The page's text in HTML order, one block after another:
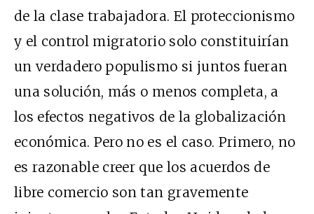
de la clase trabajadora. El proteccionismo
y el control migratorio solo constituirían
un verdadero populismo si juntos fueran
una solución, más o menos completa, a
los efectos negativos de la globalización
económica. Pero no es el caso. Primero, no
es razonable creer que los acuerdos de
libre comercio son tan gravemente